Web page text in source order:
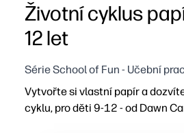
Životní cyklus
12 let
Série School of Fun - Učební
Vytvořte si vlastní papír a
cyklu, pro děti 9-12 - od Dawn